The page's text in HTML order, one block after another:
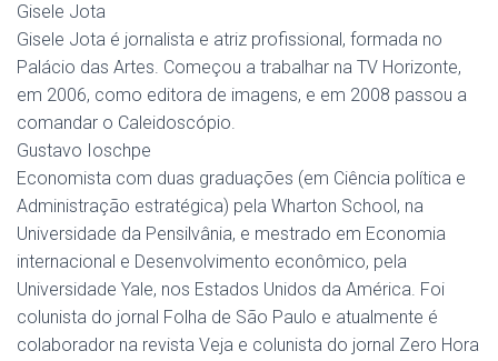
Gisele Jota
Gisele Jota é jornalista e atriz profissional, formada no
Palácio das Artes. Começou a trabalhar na TV Horizonte,
em 2006, como editora de imagens, e em 2008 passou a
comandar o Caleidoscópio.
Gustavo Ioschpe
Economista com duas graduações (em Ciência política e
Administração estratégica) pela Wharton School, na
Universidade da Pensilvânia, e mestrado em Economia
internacional e Desenvolvimento econômico, pela
Universidade Yale, nos Estados Unidos da América. Foi
colunista do jornal Folha de São Paulo e atualmente é
colaborador na revista Veja e colunista do jornal Zero Hora